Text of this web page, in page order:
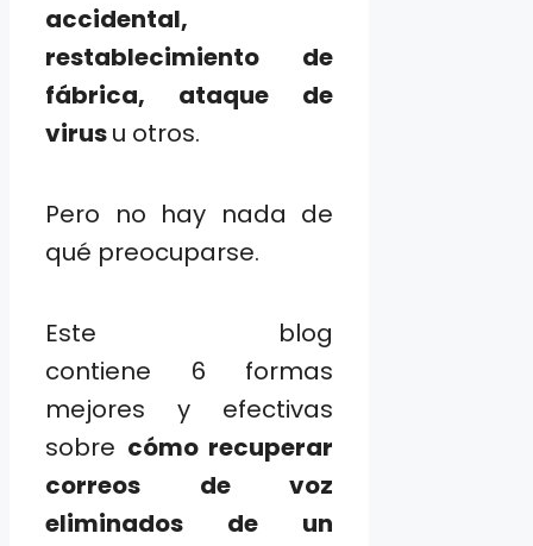
accidental,
restablecimiento de
fábrica, ataque de
virusu otros.
Pero no hay nada de
qué preocuparse.
Este blog
contiene 6 formas
mejores y efectivas
sobre cómo recuperar
correos de voz
eliminados de un